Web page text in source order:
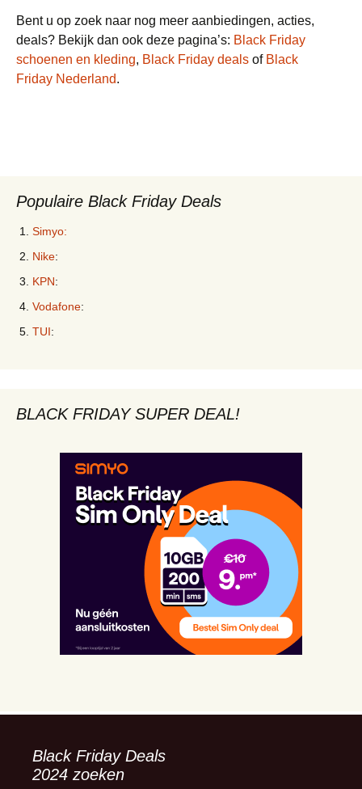
Bent u op zoek naar nog meer aanbiedingen, acties,
deals? Bekijk dan ook deze pagina’s: Black Friday
schoenen en kleding, Black Friday deals of Black
Friday Nederland.
Populaire Black Friday Deals
Simyo:
Nike:
KPN:
Vodafone:
TUI:
BLACK FRIDAY SUPER DEAL!
Black Friday Deals
2024 zoeken